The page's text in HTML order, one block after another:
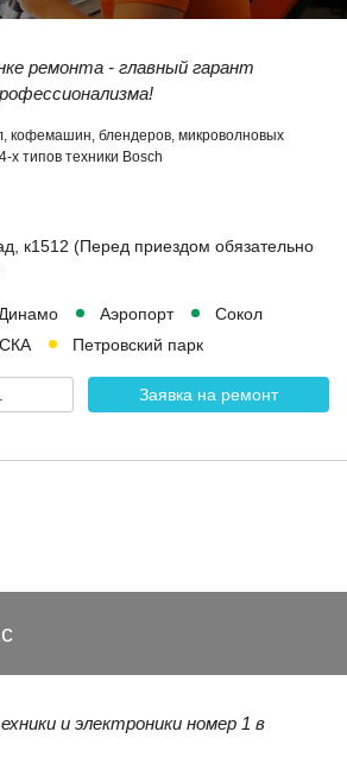
ремонта - главный гарант
кофемашин, блендеров, микроволновых
х типов техники Bosch
к1512 (Перед приездом обязательно
Динамо Аэропорт
Сокол
Петровский парк
Заявка на ремонт
и электроники номер 1 в